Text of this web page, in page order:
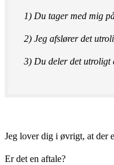
1) Du tager med mig
2) Jeg afslører det
3) Du deler det utroligt
Jeg lover dig i øvrigt, at der
Er det en aftale?